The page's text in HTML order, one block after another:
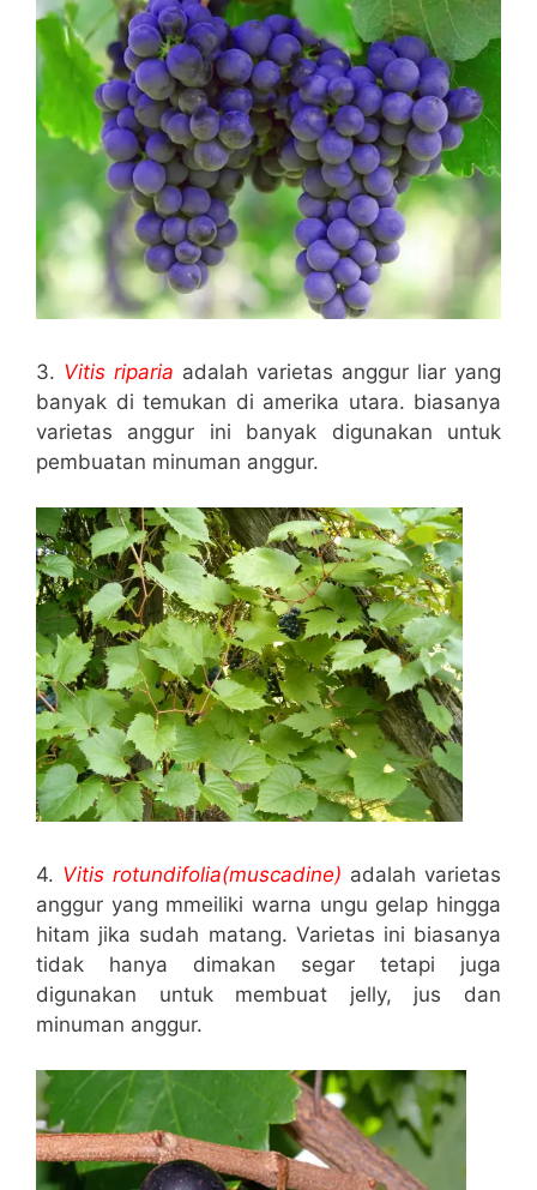
3. Vitis riparia adalah varietas anggur liar yang
banyak di temukan di amerika utara. biasanya
varietas anggur ini banyak digunakan untuk
pembuatan minuman anggur.
4. Vitis rotundifolia(muscadine) adalah varietas
anggur yang mmeiliki warna ungu gelap hingga
hitam jika sudah matang. Varietas ini biasanya
tidak hanya dimakan segar tetapi juga
digunakan untuk membuat jelly, jus dan
minuman anggur.